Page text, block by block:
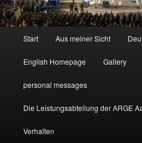
Start Aus meiner Sicht
English Homepage Gallery
personal messages
Die Leistungsabteilung der ARGE
Verhalten